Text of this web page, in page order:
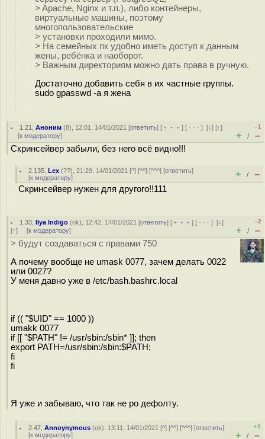
> Apache, Nginx и т.п.), либо контейнеры,
виртуальные машины, поэтому
многопользовательские
> установки проходили мимо.
> На семейных пк удобно иметь доступ к данным
жены, ребёнка и наоборот.
> Важным директориям можно дать права в ручную.
Достаточно добавить себя в их частные группы.
sudo gpasswd -a я жена
1.21 ,Аноним (8), 12:01, 14/01/2021 [ответить] [ ﹢﹢﹢] [ · · ·][↓] [↑]
[к модератору]
–1
+ / –
Скринсейвер забыли, без него всё видно!!!
2.135 ,Lex (??), 21:29, 14/01/2021 [^] [^^] [^^^] [ответить]
[к модератору] + / –
Скринсейвер нужен для другого!!111
1.33 ,Ilya Indigo (ok), 12:42, 14/01/2021 [ответить] [ ﹢﹢﹢] [ · · ·][↓]
[↑] [к модератору]
–2
+ / –
> будут создаваться с правами 750
А почему вообще не umask 0077, зачем делать 0022
или 0027?
У меня давно уже в /etc/bash.bashrc.local
if (( "$UID" == 1000 ))
umakk 0077
if [[ "$PATH" != /usr/sbin:/sbin* ]]; then
export PATH=/usr/sbin:/sbin:$PATH;
fi
fi
Я уже и забываю, что так не ро дефолту.
2.47 ,Annoynymous (ok), 13:11, 14/01/2021 [^] [^^] [^^^] [ответить]
[к модератору]
+1
+ / –